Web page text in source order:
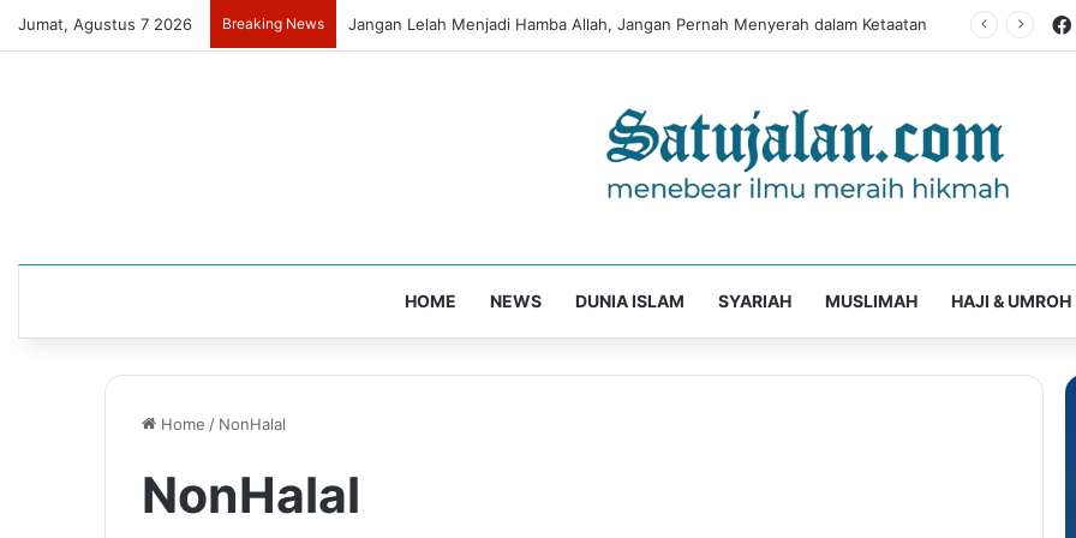
Jumat, Agustus 7 2026 Breaking News Jangan Lelah Menjadi Hamba Allah, Jangan Pernah Menyerah dalam Ketaatan
HOME NEWS DUNIA ISLAM SYARIAH MUSLIMAH HAJI & UMROH
Home / NonHalal
NonHalal